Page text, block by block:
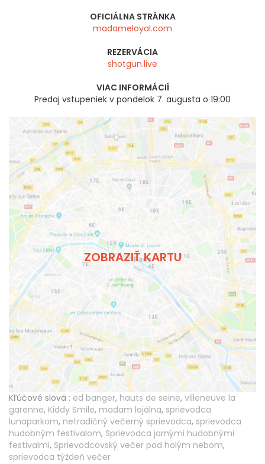
OFICIÁLNA STRÁNKA
madameloyal.com
REZERVÁCIA
shotgun.live
VIAC INFORMÁCIÍ
Predaj vstupeniek v pondelok 7. augusta o 19:00
ZOBRAZIŤ KARTU
Kľúčové slová : ed banger, hauts de seine, villeneuve la
garenne, Kiddy Smile, madam lojálna, sprievodca
lunaparkom, netradičný večerný sprievodca, sprievodca
hudobným festivalom, Sprievodca jarnými hudobnými
festivalmi, Sprievodcovský večer pod holým nebom,
sprievodca týždeň večer